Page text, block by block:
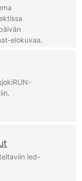
elokuvaa.
led-